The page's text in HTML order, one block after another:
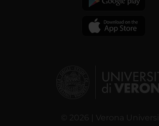
© 2026 | Verona